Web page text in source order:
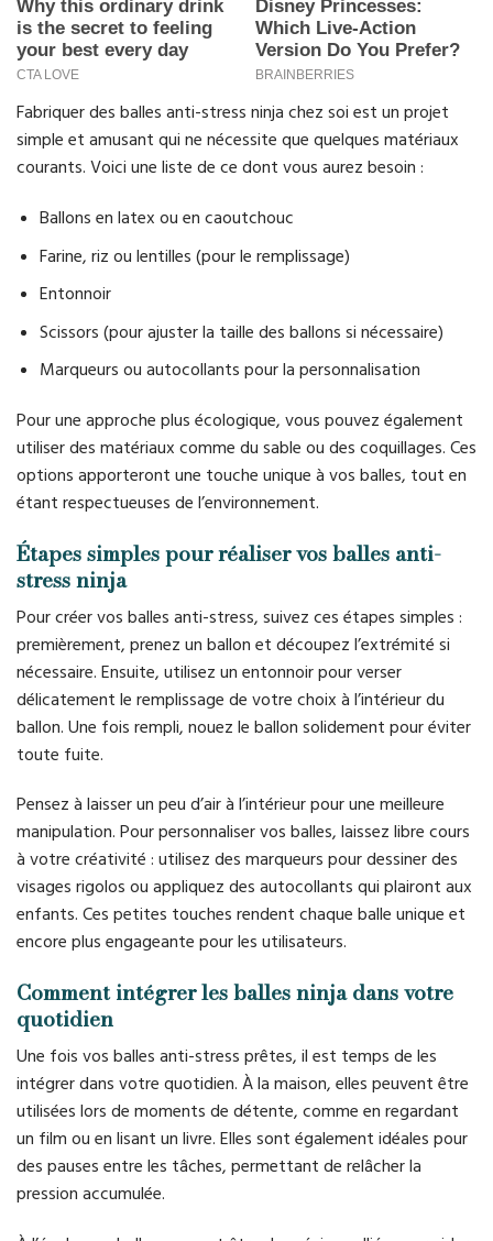
Fabriquer des balles anti-stress ninja chez soi est un projet
simple et amusant qui ne nécessite que quelques matériaux
courants. Voici une liste de ce dont vous aurez besoin :
Ballons en latex ou en caoutchouc
Farine, riz ou lentilles (pour le remplissage)
Entonnoir
Scissors (pour ajuster la taille des ballons si nécessaire)
Marqueurs ou autocollants pour la personnalisation
Pour une approche plus écologique, vous pouvez également
utiliser des matériaux comme du sable ou des coquillages. Ces
options apporteront une touche unique à vos balles, tout en
étant respectueuses de l’environnement.
Étapes simples pour réaliser vos balles anti-
stress ninja
Pour créer vos balles anti-stress, suivez ces étapes simples :
premièrement, prenez un ballon et découpez l’extrémité si
nécessaire. Ensuite, utilisez un entonnoir pour verser
délicatement le remplissage de votre choix à l’intérieur du
ballon. Une fois rempli, nouez le ballon solidement pour éviter
toute fuite.
Pensez à laisser un peu d’air à l’intérieur pour une meilleure
manipulation. Pour personnaliser vos balles, laissez libre cours
à votre créativité : utilisez des marqueurs pour dessiner des
visages rigolos ou appliquez des autocollants qui plairont aux
enfants. Ces petites touches rendent chaque balle unique et
encore plus engageante pour les utilisateurs.
Comment intégrer les balles ninja dans votre
quotidien
Une fois vos balles anti-stress prêtes, il est temps de les
intégrer dans votre quotidien. À la maison, elles peuvent être
utilisées lors de moments de détente, comme en regardant
un film ou en lisant un livre. Elles sont également idéales pour
des pauses entre les tâches, permettant de relâcher la
pression accumulée.